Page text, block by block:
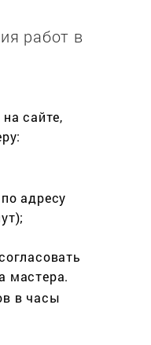
на адрес
работ в
на сайте,
по адресу
мастера.
в часы